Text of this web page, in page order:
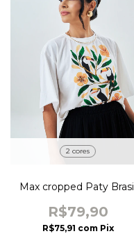
2 cores
Max cropped Paty Brasil
R$79,90
R$75,91 com Pix